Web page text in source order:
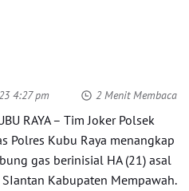
4:27 pm 2 Menit Membaca
RAYA – Tim Joker Polsek
Polres Kubu Raya menangkap
gas berinisial HA (21) asal
Kabupaten Mempawah.